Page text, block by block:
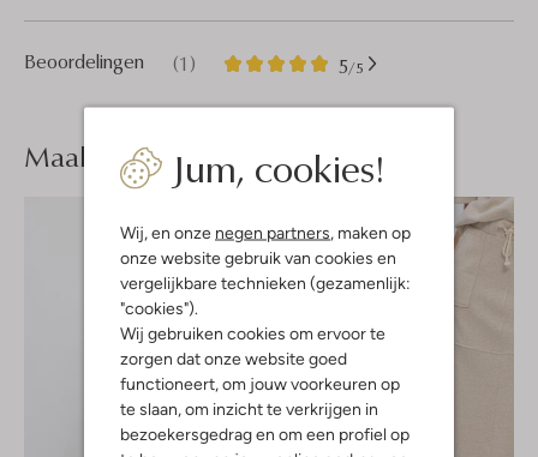
Jum, cookies!
Wij, en onze negen partners, maken op
onze website gebruik van cookies en
vergelijkbare technieken (gezamenlijk:
"cookies").
Wij gebruiken cookies om ervoor te
zorgen dat onze website goed
functioneert, om jouw voorkeuren op
te slaan, om inzicht te verkrijgen in
bezoekersgedrag en om een profiel op
Beoordelingen (1) 5/5
1
5
Maak jelook compleet